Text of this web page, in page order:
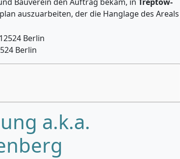
auszuarbeiten, der die Hanglage des Areals
Berlin
a.k.a.